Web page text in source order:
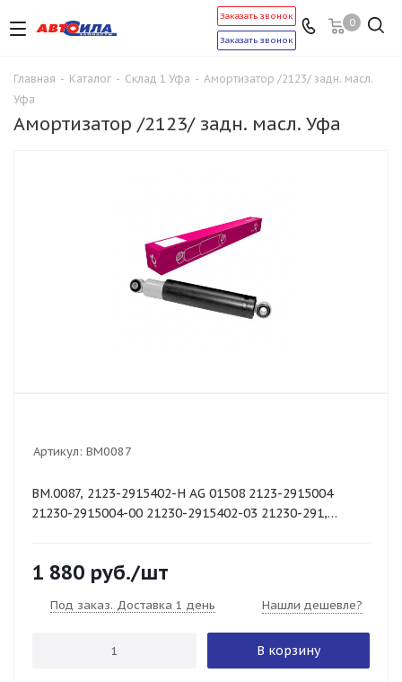
0
Заказать звонок
Заказать звонок
Главная - Каталог - Склад 1 Уфа - Амортизатор /2123/ задн. масл.
Уфа
Амортизатор /2123/ задн. масл. Уфа
Артикул: BM0087
BM.0087, 2123-2915402-Н AG 01508 2123-2915004
21230-2915004-00 21230-2915402-03 21230-291,
1 880 руб./шт
Под заказ. Доставка 1 день Нашли дешевле?
В корзину